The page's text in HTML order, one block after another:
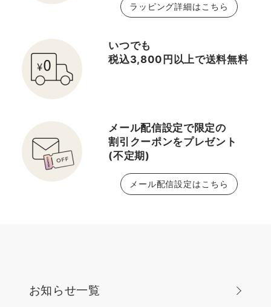
ラッピング詳細はこちら
いつでも
税込3,800円以上で送料無料
メール配信設定で限定の
割引クーポンをプレゼント
(不定期)
メール配信設定はこちら
お知らせ一覧